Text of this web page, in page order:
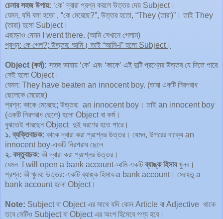
চেনার সহজ উপায়: ‘কে’ দ্বারা প্রশ্ন করলে উত্তর দেয় Subject।
যেমন, যদি বলা হতো , “কে মেরেছে?”, উত্তর হতো, “They (তারা)”। তাই They
(তারা) হলো Subject।
এছাড়াও যেমন I went there. (আমি সেখানে গেলাম)
প্রশ্ন: কে গেল?; উত্তর: আমি। তাই “আমি-I” হলো Subject।
Object (কর্ম): সহজ ভাষায় ‘কে’ এবং ‘কাকে’ এই দুটি প্রশ্নের উত্তর যে দিতে পারে
সেই হলো Object।
যেমন: They have beaten an innocent boy. (তারা একটি নিরপরাধ
ছেলেকে মেরেছে)
প্রশ্ন: কাকে মেরেছে; উত্তর: an innocent boy। তাই an innocent boy
(একটি নিরপরাধ ছেলে) হলো Object বা কর্ম।
বুঝতেই পারছেন Object দুই ধরণের হতে পারে।
১. ব্যক্তিবাচক: কাকে দ্বারা করা প্রশ্নের উত্তর। যেমন, উপরের বাক্যে an
innocent boy-একটি নিরপরাধ ছেলে
২. বস্তুবাচক: কী দ্বারা করা প্রশ্নের উত্তর।
যেমন I will open a bank account-আমি একটিব্যাঙ্ক হিসাবখুলব।
প্রশ্ন: কী খুলব: উত্তর: একটি ব্যাঙ্ক হিসাব-a bank account। সেহেতু a
bank account হলো Object।
Note: Subject বা Object এর সাথে যদি কোন Article বা Adjective থাকে
তবে সেটিও Subject বা Object এর অংশ হিসেবে গণ্য হবে।